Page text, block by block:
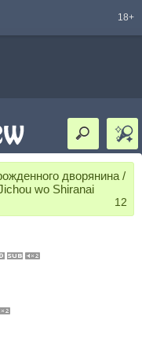
18+
дворянина /
wo Shiranai
12